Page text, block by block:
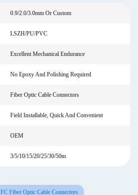
0.9/2.0/3.0mm Or Custom
LSZH/PU/PVC
Excellent Mechanical Endurance
No Epoxy And Polishing Required
Fiber Optic Cable Connectors
Field Installable, Quick And Convenient
OEM
3/5/10/15/20/25/30/50m
FC Fiber Optic Cable Connectors